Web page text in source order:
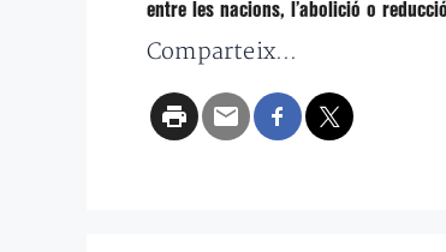
entre les nacions, l’abolició o
Comparteix...